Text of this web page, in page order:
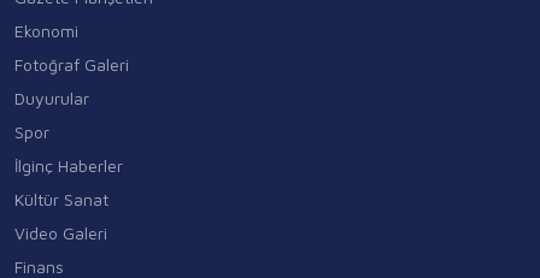
Ekonomi
Fotoğraf Galeri
Duyurular
Spor
İlginç Haberler
Kültür Sanat
Video Galeri
Finans